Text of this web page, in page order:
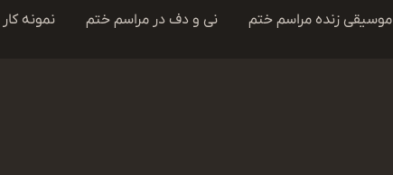
موسیقی زنده مراسم ختم نی و دف در مراسم ختم نمونه